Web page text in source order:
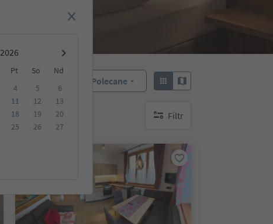
Pt So
Nd
4 5
6
11 12
13
18 19
20
25 26
27
Polecane
Filtr
brak aktywnych filtrów